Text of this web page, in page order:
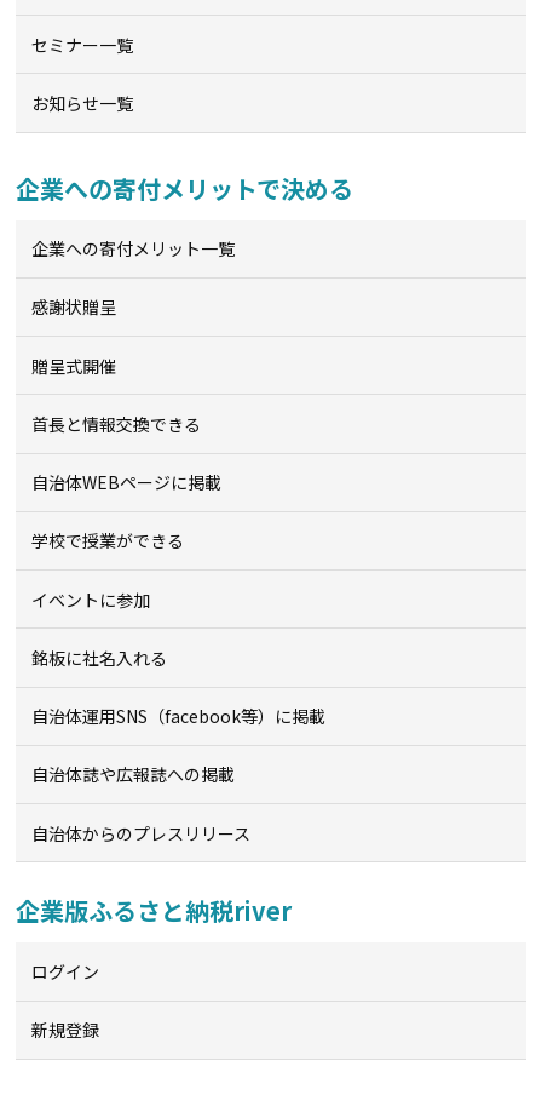
セミナー一覧
お知らせ一覧
企業への寄付メリットで決める
企業への寄付メリット一覧
感謝状贈呈
贈呈式開催
首長と情報交換できる
自治体WEBページに掲載
学校で授業ができる
イベントに参加
銘板に社名入れる
自治体運用SNS（facebook等）に掲載
自治体誌や広報誌への掲載
自治体からのプレスリリース
企業版ふるさと納税river
ログイン
新規登録